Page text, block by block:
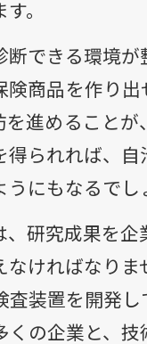
。
断できる環境
険商品を作り
を進めること
得られれば、
うにもなるでし
、研究成果を
なければなり
査装置を開発
くの企業と、